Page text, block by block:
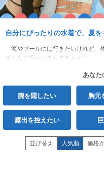
自分にぴったりの水着で、夏を
「海やプールには行きたいけれど
そんなお悩みはありませんか？
最近の水着は、気になる部分をおし
くれるデザインが豊富に揃っていま
気になるパーツを賢くカバー！
二の腕をカバーする袖付きデザイン
ト、小胸さん ・ 巨乳さん
それぞれの
とつで印象はガラリと変わります。
露出を控えたい 方も、トレンド感の
きり夏を楽しめるはず♪
myMinetteでは、一人ひとりのお悩
あなたにぴったりのカテゴリーから
あなた
腕を隠したい 胸元
露出を控えたい
並び替え 人気順 価格